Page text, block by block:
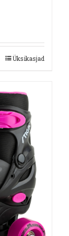
Üksikasjad